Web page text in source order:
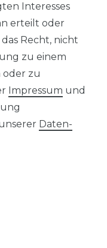
Interesses
erteilt oder
Recht, nicht
zu einem
zu
Impressum und
Daten­